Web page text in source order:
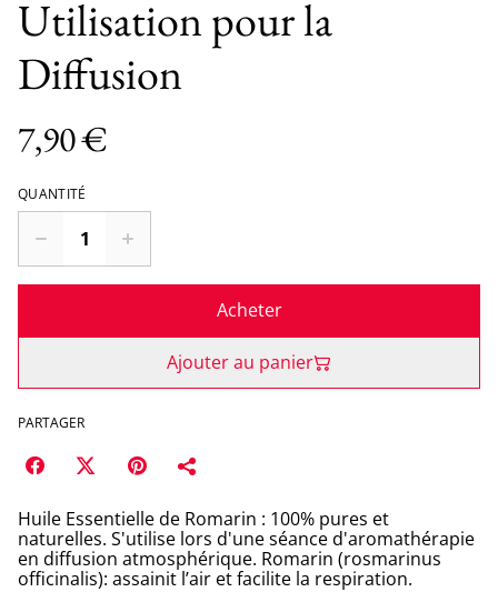
Utilisation pour la
Diffusion
7,90 €
QUANTITÉ
Acheter
Ajouter au panier
PARTAGER
Huile Essentielle de Romarin : 100% pures et
naturelles. S'utilise lors d'une séance d'aromathérapie
en diffusion atmosphérique. Romarin (rosmarinus
officinalis): assainit l’air et facilite la respiration.